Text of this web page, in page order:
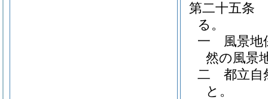
第二十五条
る。
一
風景
然の風景
二
都立自
と。